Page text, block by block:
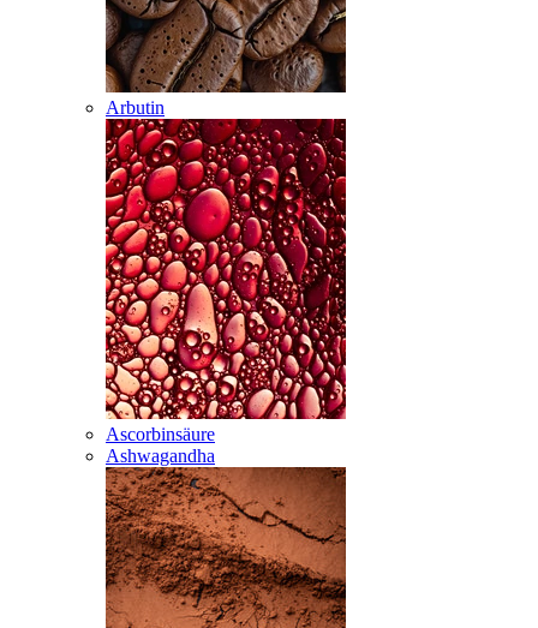
Arbutin
Ascorbinsäure
Ashwagandha